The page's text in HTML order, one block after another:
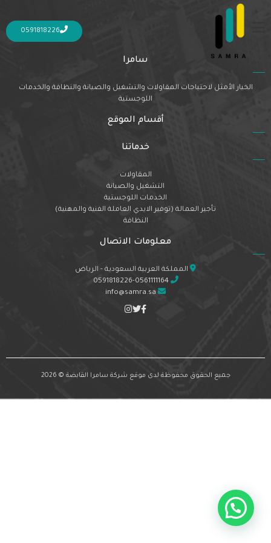
0591818226
Nothing Found
It seems we can’t find what you’re looking for. Perhaps searching can help.
سامرا
الخيار الأمثل لاحتياجات المقاولات والتشغيل والصيانة والنظافة والخدمات
اللوجستية
أقسام الموقع
خدماتنا
المقاولات
التشغيل والصيانة
الخدمات اللوجستية
تأجير العمالة (توفير الايدي العاملة الفنية والمهنية)
النظافة
معلومات الاتصال
المملكة العربية السعودية - الرياض
0591818226-0561111164
info@samra.sa
جميع الحقوق محفوظة لدى موقع شركة سامرا القابضة © 2026